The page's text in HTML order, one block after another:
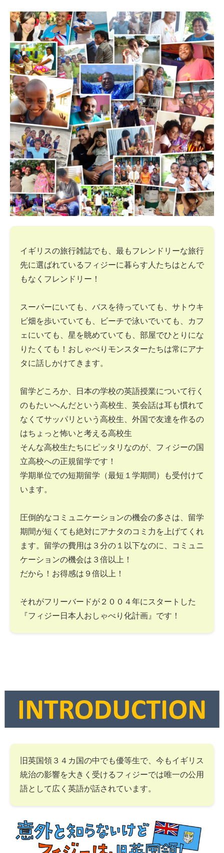
イギリスの旅行雑誌でも、最もフレンドリーな旅行
先に選ばれているフィジーに暮らす人たちはとんで
もなくフレンドリー！
スーパーにいても、バスを待っていても、サトウキ
ビ畑を歩いていても、ビーチで泳いでいても、カフ
ェにいても、星を眺めていても、部屋でひとりにな
りたくても！おしゃべりモンスターたちは常にアナ
タに話しかけてきます。
留学どころか、日本の学校の英語授業について行く
のもたいへんだという高校生、英会話は耳も慣れて
なくてサッパリという高校生、外国で友達を作るの
はちょっと怖いと考える高校生
そんな高校生たちにピッタリなのが、フィジーの国
立高校への正規留学です！
学期単位での短期留学（最短１学期間）も受付けて
います。
圧倒的なコミュニケーションの機会の多さは、留学
期間が短くても絶対にアナタのコミ力を上げてくれ
ます。留学の費用は３分の１以下なのに、コミュニ
ケーションの機会は３倍以上！
だから！お得感は９倍以上！
それがフリーバードが２００４年にスタートした
『フィジー日本人おしゃべり化計画』です！
旧英国領３４カ国の中でも優等生で、今もイギリス
統治の影響を大きく受けるフィジーでは唯一の公用
語として広く英語が話されています。